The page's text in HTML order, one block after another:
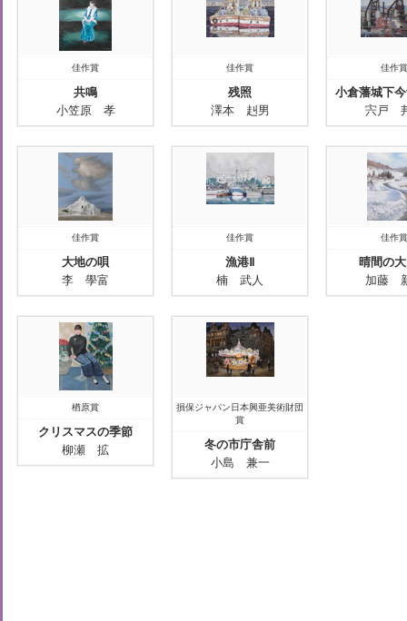
佳作賞
共鳴
小笠原 孝
佳作賞
残照
澤本 赳男
佳作賞
小倉藩城下
宍戸
佳作賞
大地の唄
李 學富
佳作賞
漁港Ⅱ
楠 武人
佳作賞
晴間の
加藤
楢原賞
クリスマスの季節
柳瀬 拡
損保ジャパン日本興亜美術財団
賞
冬の市庁舎前
小島 兼一